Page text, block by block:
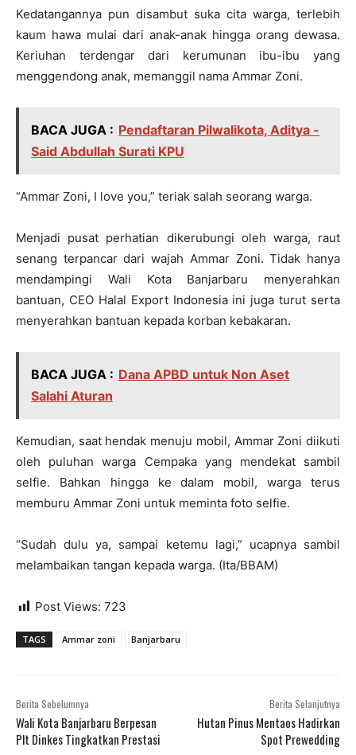
Kedatangannya pun disambut suka cita warga, terlebih
kaum hawa mulai dari anak-anak hingga orang dewasa.
Keriuhan terdengar dari kerumunan ibu-ibu yang
menggendong anak, memanggil nama Ammar Zoni.
BACA JUGA : Pendaftaran Pilwalikota, Aditya -
Said Abdullah Surati KPU
“Ammar Zoni, I love you,” teriak salah seorang warga.
Menjadi pusat perhatian dikerubungi oleh warga, raut
senang terpancar dari wajah Ammar Zoni. Tidak hanya
mendampingi Wali Kota Banjarbaru menyerahkan
bantuan, CEO Halal Export Indonesia ini juga turut serta
menyerahkan bantuan kepada korban kebakaran.
BACA JUGA : Dana APBD untuk Non Aset
Salahi Aturan
Kemudian, saat hendak menuju mobil, Ammar Zoni diikuti
oleh puluhan warga Cempaka yang mendekat sambil
selfie. Bahkan hingga ke dalam mobil, warga terus
memburu Ammar Zoni untuk meminta foto selfie.
“Sudah dulu ya, sampai ketemu lagi,” ucapnya sambil
melambaikan tangan kepada warga. (Ita/BBAM)
Post Views: 723
TAGS Ammar zoni Banjarbaru
Berita Sebelumnya
Wali Kota Banjarbaru Berpesan
Plt Dinkes Tingkatkan Prestasi
Berita Selanjutnya
Hutan Pinus Mentaos Hadirkan
Spot Prewedding